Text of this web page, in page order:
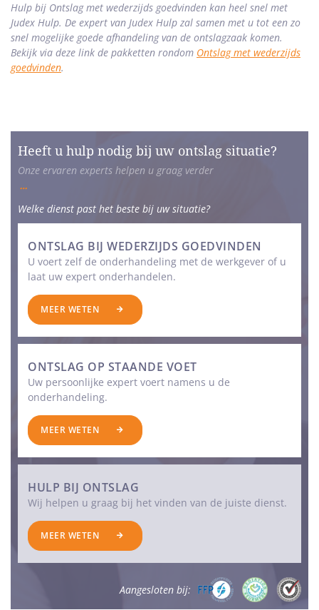
Hulp bij Ontslag met wederzijds goedvinden kan heel snel met
Judex Hulp. De expert van Judex Hulp zal samen met u tot een zo
snel mogelijke goede afhandeling van de ontslagzaak komen.
Bekijk via deze link de pakketten rondom Ontslag met wederzijds
goedvinden.
Heeft u hulp nodig bij uw ontslag situatie?
Onze ervaren experts helpen u graag verder
Welke dienst past het beste bij uw situatie?
ONTSLAG BIJ WEDERZIJDS GOEDVINDEN
U voert zelf de onderhandeling met de werkgever of u
laat uw expert onderhandelen.
MEER WETEN
ONTSLAG OP STAANDE VOET
Uw persoonlijke expert voert namens u de
onderhandeling.
MEER WETEN
HULP BIJ ONTSLAG
Wij helpen u graag bij het vinden van de juiste dienst.
MEER WETEN
Aangesloten bij: